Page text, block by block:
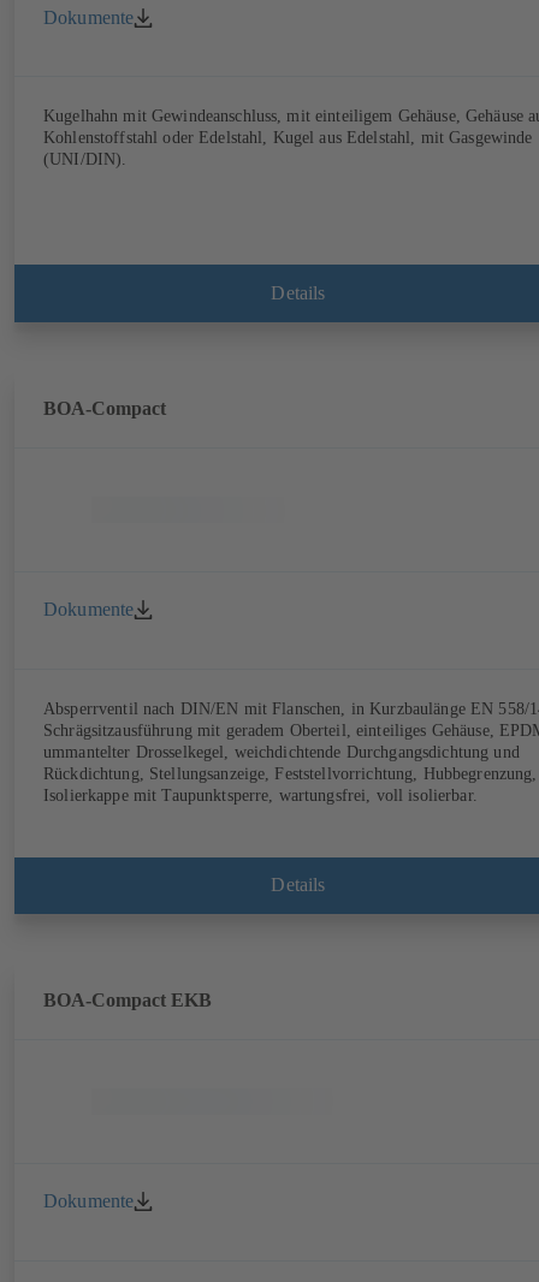
Dokumente
Kugelhahn mit Gewindeanschluss, mit einteiligem Gehäuse, Gehäuse
Kohlenstoffstahl oder Edelstahl, Kugel aus Edelstahl, mit Gasgewinde
(UNI/DIN).
Details
BOA-Compact
Dokumente
Absperrventil nach DIN/EN mit Flanschen, in Kurzbaulänge EN 558/
Schrägsitzausführung mit geradem Oberteil, einteiliges Gehäuse,
ummantelter Drosselkegel, weichdichtende Durchgangsdichtung und
Rückdichtung, Stellungsanzeige, Feststellvorrichtung, Hubbegrenzung,
Isolierkappe mit Taupunktsperre, wartungsfrei, voll isolierbar.
Details
BOA-Compact EKB
Dokumente